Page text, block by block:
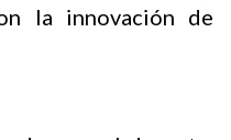
la innovación de